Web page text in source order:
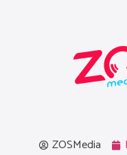
ZOSMedia